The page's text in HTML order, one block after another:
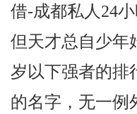
借-成都私人24
但天才总自少
岁以下强者的排
的名字，无一例